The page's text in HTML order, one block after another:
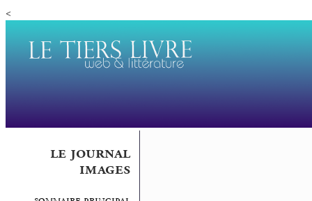
<
le journal
images